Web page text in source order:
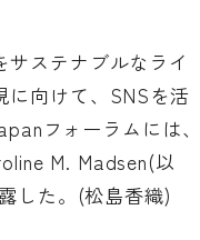
ステナブルなライ
に向けて、SNSを活
フォーラムには
M. Madsen(以
した。(松島香織)